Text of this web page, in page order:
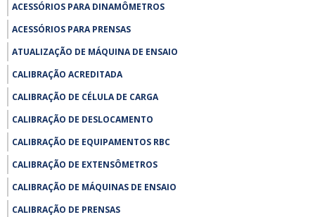
ACESSÓRIOS PARA DINAMÔMETROS
ACESSÓRIOS PARA PRENSAS
ATUALIZAÇÃO DE MÁQUINA DE ENSAIO
CALIBRAÇÃO ACREDITADA
CALIBRAÇÃO DE CÉLULA DE CARGA
CALIBRAÇÃO DE DESLOCAMENTO
CALIBRAÇÃO DE EQUIPAMENTOS RBC
CALIBRAÇÃO DE EXTENSÔMETROS
CALIBRAÇÃO DE MÁQUINAS DE ENSAIO
CALIBRAÇÃO DE PRENSAS